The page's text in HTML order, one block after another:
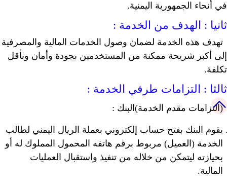
( 8.00 PM - 4.00 PM )
السياسة والخصوصية
الشروط والاحكام
في أنحاء الجمهورية اليمنية.
ثانيا : الهدف من الخدمة :
تهدف هذه الخدمة لضمان وصول الخدمات المالية والمصرفية
إلى أكبر شريحة ممكنة من المستخدمين بجودة وأمان وبأقل
تكلفة.
ثالثا : التزامات طرفي الخدمة :
(التزامات مقدم الخدمة)البنك :
يقوم البنك بفتح حساب إلكتروني بعملة الريال اليمني لطالب
الخدمة (العميل) مربوط برقم هاتفه المحمول المملوك له أو
بحيازته ليتمكن من خلاله من تنفيذ واستقبال العمليات
المالية.